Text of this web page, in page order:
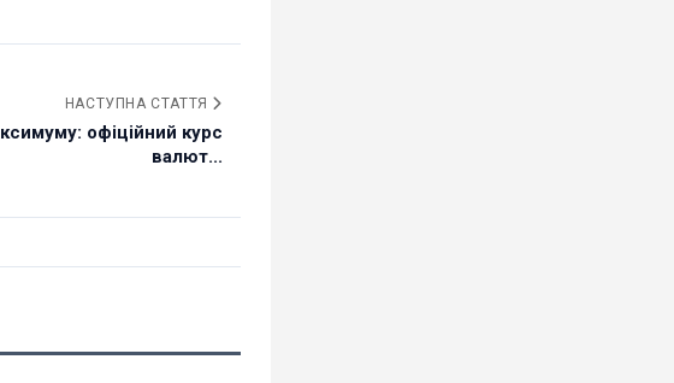
НАСТУПНА СТАТТЯ
офіційний курс
валют...